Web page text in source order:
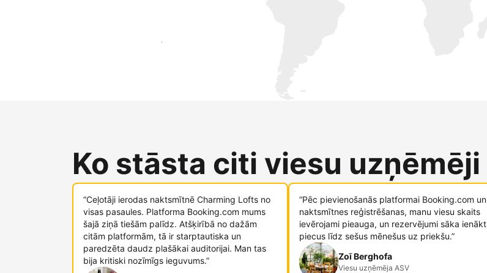
Sasniegt jaunus viesus jau šodien
Ko stāsta citi viesu uzņēmēji
“Ceļotāji ierodas naktsmītnē Charming Lofts no
visas pasaules. Platforma Booking.com mums
šajā ziņā tiešām palīdz. Atšķirībā no dažām
citām platformām, tā ir starptautiska un
paredzēta daudz plašākai auditorijai. Man tas
bija kritiski nozīmīgs ieguvums.”
“Pēc pievienošanās platformai Booking.com un
naktsmītnes reģistrēšanas, manu viesu skaits
ievērojami pieauga, un rezervējumi sāka ienākt
piecus līdz sešus mēnešus uz priekšu.”
Zoī Berghofa
Viesu uzņēmēja ASV